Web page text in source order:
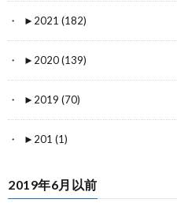
► 2021 (182)
► 2020 (139)
► 2019 (70)
► 201 (1)
2019年6月以前